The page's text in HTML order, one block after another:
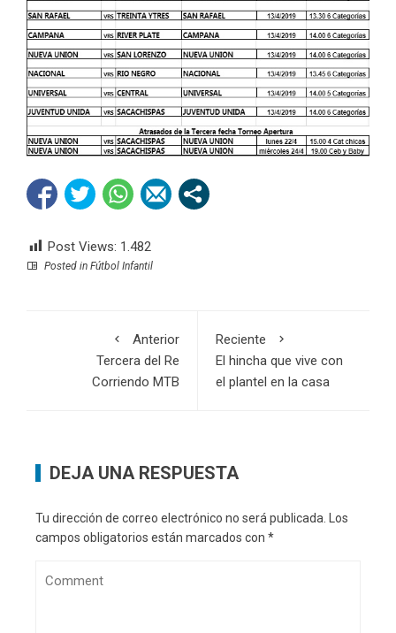
Post Views: 1.482
Posted in Fútbol Infantil
Anterior
Tercera del Re
Corriendo MTB
Reciente
El hincha que vive con
el plantel en la casa
DEJA UNA RESPUESTA
Tu dirección de correo electrónico no será publicada. Los
campos obligatorios están marcados con *